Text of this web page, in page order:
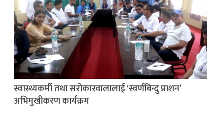
स्वास्थ्यकर्मी तथा सरोकारवालालाई ‘स्वर्णबिन्दु प्राशन’
अभिमुखीकरण कार्यक्रम